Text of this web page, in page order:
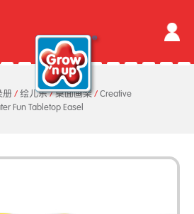
册 / 绘儿乐 / 桌面画架 /Creative
Fun Tabletop Easel